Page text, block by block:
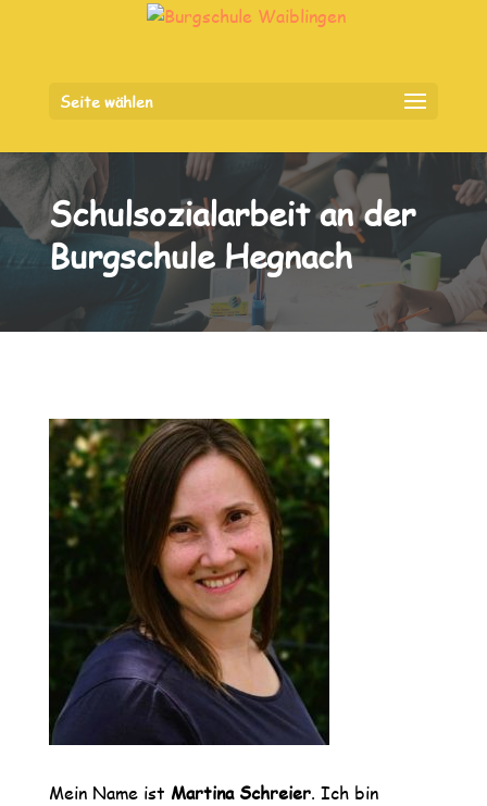
Seite wählen
Schulsozialarbeit an der
Burgschule Hegnach
Mein Name ist Martina Schreier. Ich bin